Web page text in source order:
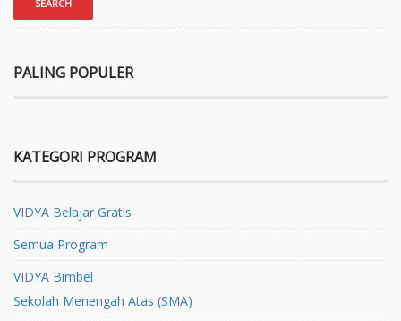
PALING POPULER
KATEGORI PROGRAM
VIDYA Belajar Gratis
Semua Program
VIDYA Bimbel
Sekolah Menengah Atas (SMA)